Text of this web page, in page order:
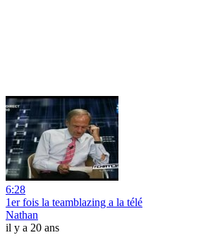
6:28
1er fois la teamblazing a la télé
Nathan
il y a 20 ans